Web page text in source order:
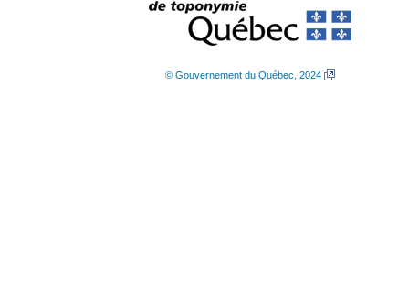
© Gouvernement du Québec, 2024